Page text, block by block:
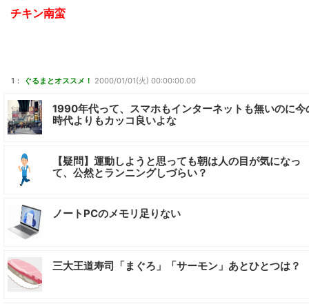
チキン南蛮
1： ぐるまとオススメ！ 2000/01/01(火) 00:00:00.00
1990年代って、スマホもインターネットも無いのに今
時代よりもカッコ良いよな
【疑問】運動しようと思っても朝は人の目が気になっ
て、公然とランニングしづらい？
ノートPCのメモリ足りない
三大王道寿司「まぐろ」「サーモン」あとひとつは？